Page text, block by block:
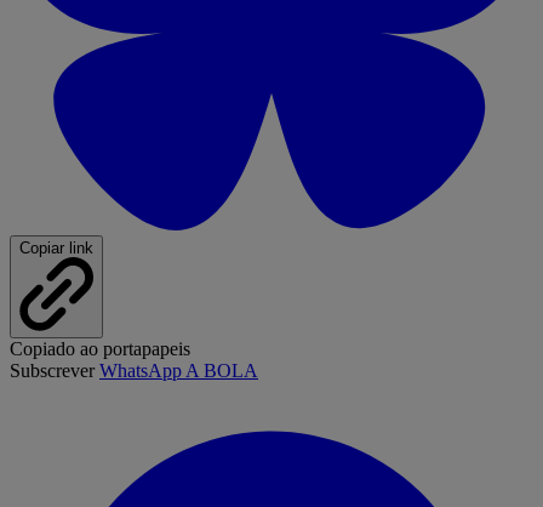
Copiar link
Copiado ao portapapeis
SubscreverWhatsApp A BOLA